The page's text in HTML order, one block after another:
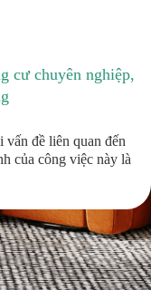
cư chuyên nghiệp,
đề liên quan đến
của công việc này là